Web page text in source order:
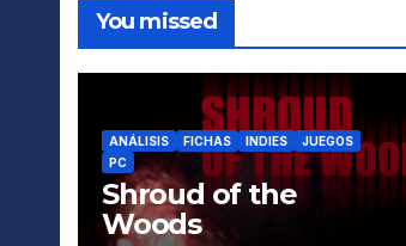
You missed
ANÁLISIS FICHAS INDIES
JUEGOS
PC
Shroud of the
Woods